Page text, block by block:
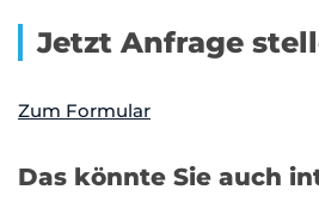
Jetzt Anfrage
Zum Formular
Das könnte Sie auch